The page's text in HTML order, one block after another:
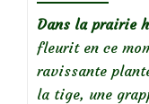
Dans la prairie
fleurit en ce
ravissante
la tige, une